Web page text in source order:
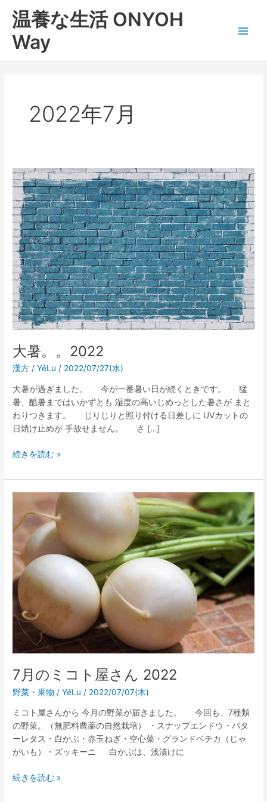
温養な生活 ONYOH
Way
2022年7月
大暑。。2022
漢方 /YéLu/ 2022/07/27(水)
大暑が過ぎました。 今が一番暑い日が続くときです。 猛
暑、酷暑まではいかずとも 湿度の高いじめっとした暑さが まと
わりつきます。 じりじりと照り付ける日差しに UVカットの
日焼け止めが 手放せません。 さ […]
大
暑。。
2022
続きを読む »
7月のミコト屋さん 2022
野菜・果物 /YéLu / 2022/07/07(木)
ミコト屋さんから 今月の野菜が届きました。 今回も、7種類
の野菜。（無肥料農薬の自然栽培） ・スナップエンドウ・バタ
ーレタス・白かぶ・赤玉ねぎ・空心菜・グランドベチカ（じゃ
がいも）・ズッキーニ 白かぶは、浅漬けに
の
ミ
コ
ト
屋
ん
2022
続きを読む »